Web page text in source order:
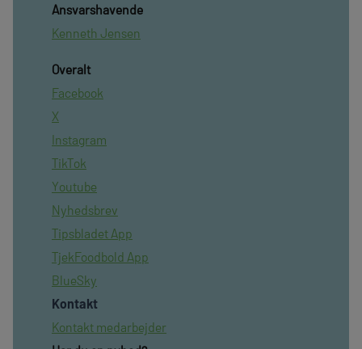
Ansvarshavende
Kenneth Jensen
Overalt
Facebook
X
Instagram
TikTok
Youtube
Nyhedsbrev
Tipsbladet App
TjekFoodbold App
BlueSky
Kontakt
Kontakt medarbejder